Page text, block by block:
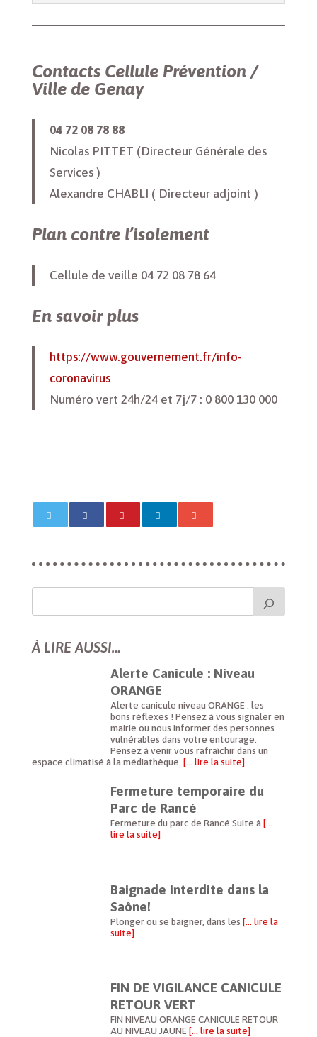
Contacts Cellule Prévention /
Ville de Genay
04 72 08 78 88
Nicolas PITTET (Directeur Générale des
Services )
Alexandre CHABLI ( Directeur adjoint )
Plan contre l’isolement
Cellule de veille 04 72 08 78 64
En savoir plus
https://www.gouvernement.fr/info-
coronavirus
Numéro vert 24h/24 et 7j/7 : 0 800 130 000
À LIRE AUSSI…
Alerte Canicule : Niveau
ORANGE
Alerte canicule niveau ORANGE : les
bons réflexes ! Pensez à vous signaler en
mairie ou nous informer des personnes
vulnérables dans votre entourage.
Pensez à venir vous rafraîchir dans un
espace climatisé à la médiathèque. [… lire la suite]
Fermeture temporaire du
Parc de Rancé
Fermeture du parc de Rancé Suite à[…
lire la suite]
Baignade interdite dans la
Saône!
Plonger ou se baigner, dans les[… lire la
suite]
FIN DE VIGILANCE CANICULE
RETOUR VERT
FIN NIVEAU ORANGE CANICULE RETOUR
AU NIVEAU JAUNE [… lire la suite]